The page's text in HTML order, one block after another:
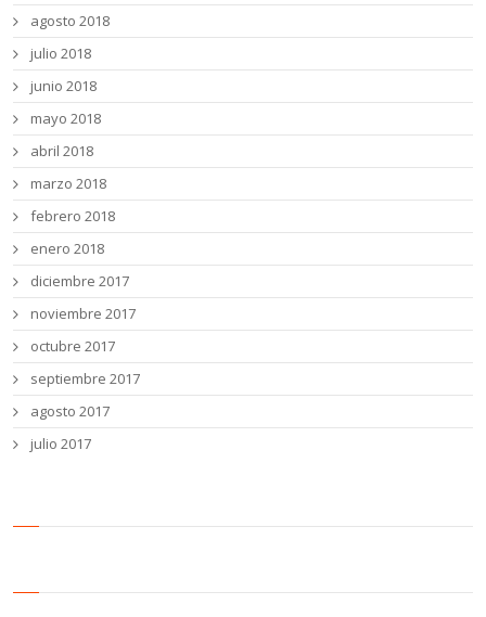
agosto 2018
julio 2018
junio 2018
mayo 2018
abril 2018
marzo 2018
febrero 2018
enero 2018
diciembre 2017
noviembre 2017
octubre 2017
septiembre 2017
agosto 2017
julio 2017